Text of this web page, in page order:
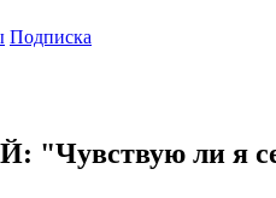
Подписка
ли я